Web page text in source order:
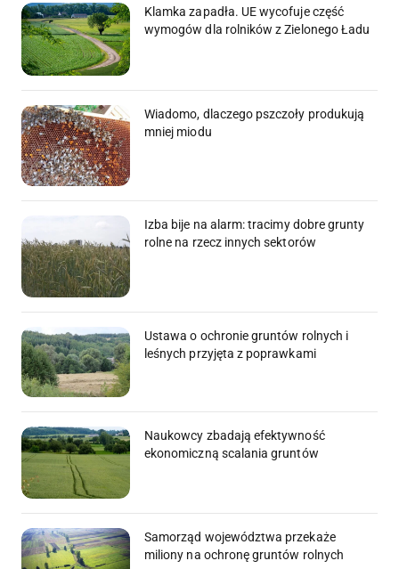
Klamka zapadła. UE wycofuje część
wymogów dla rolników z Zielonego Ładu
Wiadomo, dlaczego pszczoły produkują
mniej miodu
Izba bije na alarm: tracimy dobre grunty
rolne na rzecz innych sektorów
Ustawa o ochronie gruntów rolnych i
leśnych przyjęta z poprawkami
Naukowcy zbadają efektywność
ekonomiczną scalania gruntów
Samorząd województwa przekaże
miliony na ochronę gruntów rolnych